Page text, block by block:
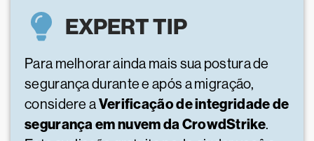
EXPERT TIP
Para melhorar ainda mais sua postura de
segurança durante e após a migração,
considere aVerificação de integridade de
segurança em nuvem da CrowdStrike.